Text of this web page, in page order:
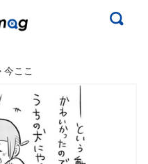
今ここ